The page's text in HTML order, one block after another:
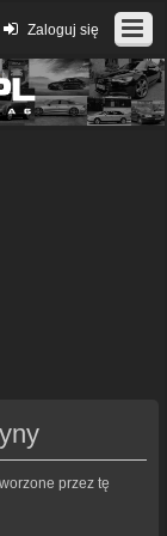
Zaloguj się
przez tę